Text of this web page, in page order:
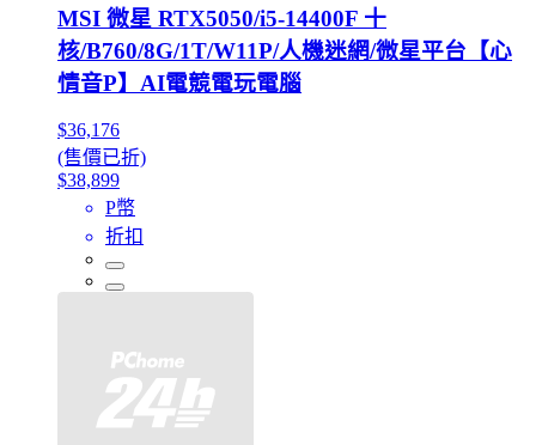
MSI 微星 RTX5050/i5-14400F 十
核/B760/8G/1T/W11P/人機迷網/微星平台【心
情音P】AI電競電玩電腦
$36,176
(售價已折)
$38,899
P幣
折扣